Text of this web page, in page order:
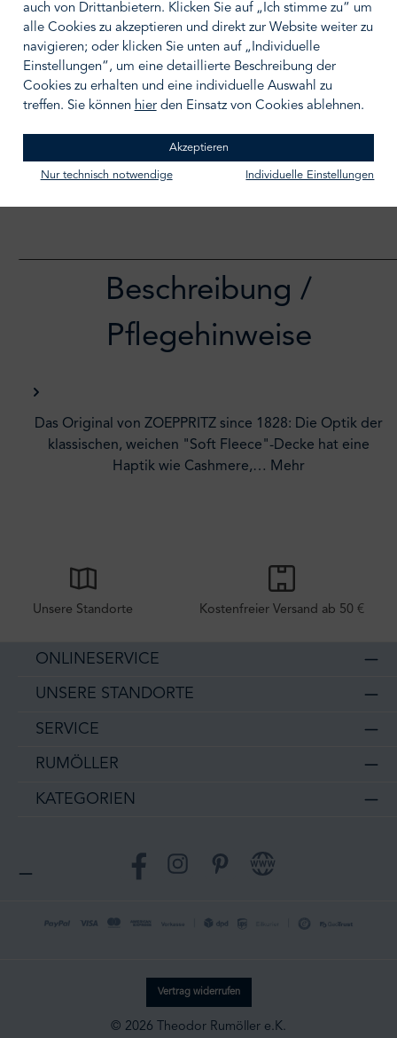
160/200
IN DEN WARENKORB
Zum Merkzettel hinzufügen
Beschreibung /
Pflegehinweise
Das Original von ZOEPPRITZ since 1828: Die Optik der
klassischen, weichen "Soft Fleece"-Decke hat eine
Haptik wie Cashmere,… Mehr
Unsere Standorte Kostenfreier Versand ab 50 €
ONLINESERVICE
UNSERE STANDORTE
SERVICE
RUMÖLLER
KATEGORIEN
Facebook Instagram Pinterest Website
Vertrag widerrufen
© 2026 Theodor Rumöller e.K.
auch von Drittanbietern. Klicken Sie auf „Ich stimme zu“ um
alle Cookies zu akzeptieren und direkt zur Website weiter zu
navigieren; oder klicken Sie unten auf „Individuelle
Einstellungen“, um eine detaillierte Beschreibung der
Cookies zu erhalten und eine individuelle Auswahl zu
treffen. Sie können hierden Einsatz von Cookies ablehnen.
Akzeptieren
Nur technisch notwendige Individuelle Einstellungen